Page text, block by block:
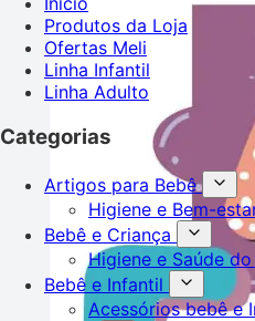
Produtos da Loja
Ofertas Meli
Linha Infantil
Linha Adulto
Categorias
Artigos para Bebê
Higiene e Bem-
Bebê e Criança
Higiene e Saúde
Bebê e Infantil
Acessórios bebê e